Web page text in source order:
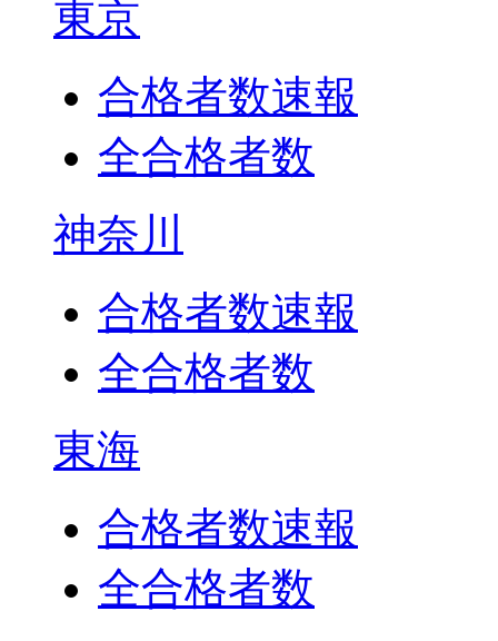
東京
合格者数速報
全合格者数
神奈川
合格者数速報
全合格者数
東海
合格者数速報
全合格者数